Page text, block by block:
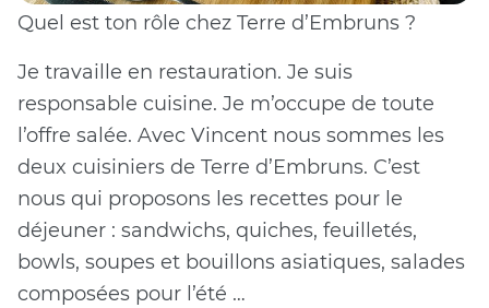
Quel est ton rôle chez Terre d’Embruns ?
Je travaille en restauration. Je suis
responsable cuisine. Je m’occupe de toute
l’offre salée. Avec Vincent nous sommes les
deux cuisiniers de Terre d’Embruns. C’est
nous qui proposons les recettes pour le
déjeuner : sandwichs, quiches, feuilletés,
bowls, soupes et bouillons asiatiques, salades
composées pour l’été …